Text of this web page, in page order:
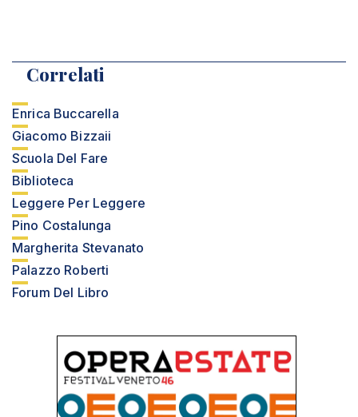
Correlati
Enrica Buccarella
Giacomo Bizzaii
Scuola Del Fare
Biblioteca
Leggere Per Leggere
Pino Costalunga
Margherita Stevanato
Palazzo Roberti
Forum Del Libro